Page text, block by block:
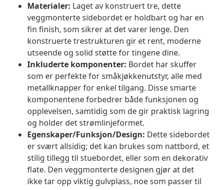
Materialer: Laget av konstruert tre, dette
veggmonterte sidebordet er holdbart og har en
fin finish, som sikrer at det varer lenge. Den
konstruerte trestrukturen gir et rent, moderne
utseende og solid støtte for tingene dine.
Inkluderte komponenter: Bordet har skuffer
som er perfekte for småkjøkkenutstyr, alle med
metallknapper for enkel tilgang. Disse smarte
komponentene forbedrer både funksjonen og
opplevelsen, samtidig som de gir praktisk lagring
og holder det strømlinjeformet.
Egenskaper/Funksjon/Design: Dette sidebordet
er svært allsidig; det kan brukes som nattbord, et
stilig tillegg til stuebordet, eller som en dekorativ
flate. Den veggmonterte designen gjør at det
ikke tar opp viktig gulvplass, noe som passer til